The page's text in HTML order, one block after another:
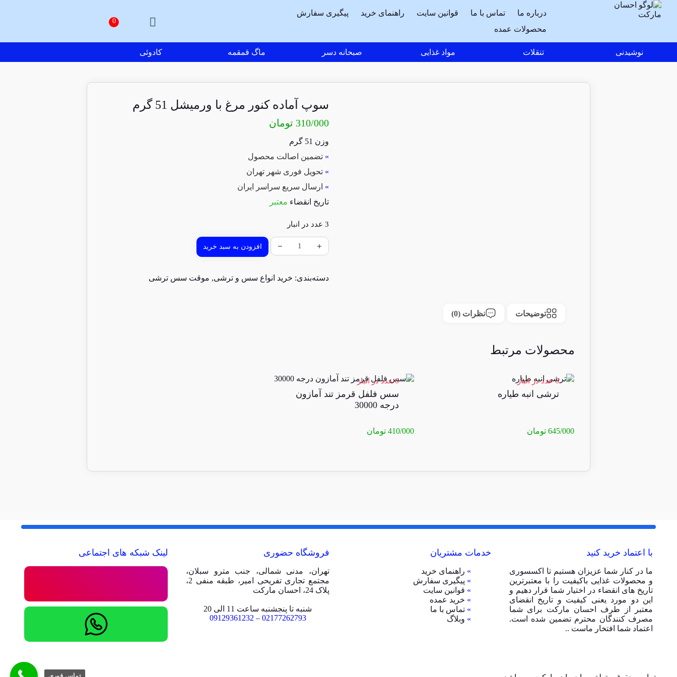
درباره ما تماس با ما قوانین سایت راهنمای خرید
پیگیری سفارش
محصولات عمده
نوشیدنی تنقلات مواد غذایی صبحانه دسر ماگ قمقمه کادوئی
سوپ آماده کنور مرغ با ورمیشل 51 گرم
310/000 تومان
وزن 51 گرم
» تضمین اصالت محصول
» تحویل فوری شهر تهران
» ارسال سریع سراسر ایران
تاریخ انقضاء معتبر
3 عدد در انبار
افزودن به سبد خرید
دسته‌بندی: خرید انواع سس و ترشی, موقت سس ترشی
توضیحات نظرات (0)
محصولات مرتبط
6 عدد در انبار
ترشی انبه طیاره
645/000 تومان
6 عدد در انبار
سس فلفل قرمز تند آمازون
درجه 30000
410/000 تومان
با اعتماد خرید کنید
ما در کنار شما عزیزان هستیم تا اکسسوری
و محصولات غذایی باکیفیت را با معتبرترین
تاریخ های انقضاء در اختیار شما قرار دهیم و
این دو مورد یعنی کیفیت و تاریخ انقضای
معتبر از طرف احسان مارکت برای شما
مصرف کنندگان محترم تضمین شده است.
اعتماد شما افتخار ماست ..
خدمات مشتریان
» راهنمای خرید
» پیگیری سفارش
» قوانین سایت
» خرید عمده
» تماس با ما
» وبلاگ
فروشگاه حضوری
تهران، مدنی شمالی، جنب مترو سبلان،
مجتمع تجاری تفریحی امیر، طبقه منفی 2،
پلاک 24، احسان مارکت
شنبه تا پنجشنبه ساعت 11 الی 20
02177262793
–
09129361232
لینک شبکه های اجتماعی